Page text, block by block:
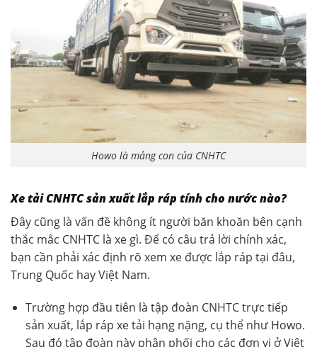
Howo là mảng con của CNHTC
Xe tải CNHTC sản xuất lắp ráp tính cho nước nào?
Đây cũng là vấn đề không ít người băn khoăn bên cạnh
thắc mắc CNHTC là xe gì. Để có câu trả lời chính xác,
bạn cần phải xác định rõ xem xe được lắp ráp tại đâu,
Trung Quốc hay Việt Nam.
Trường hợp đầu tiên là tập đoàn CNHTC trực tiếp
sản xuất, lắp ráp xe tải hạng nặng, cụ thể như Howo.
Sau đó tập đoàn này phân phối cho các đơn vị ở Việt